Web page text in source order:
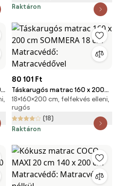
Raktáron
80 101 Ft
Táskarugós matrac 160 x 200
cm SOMMERA 18 cm
Matracvédő: Matracvédővel
18×160×200 cm, felfekvés elleni,
rugós
(18)
Raktáron